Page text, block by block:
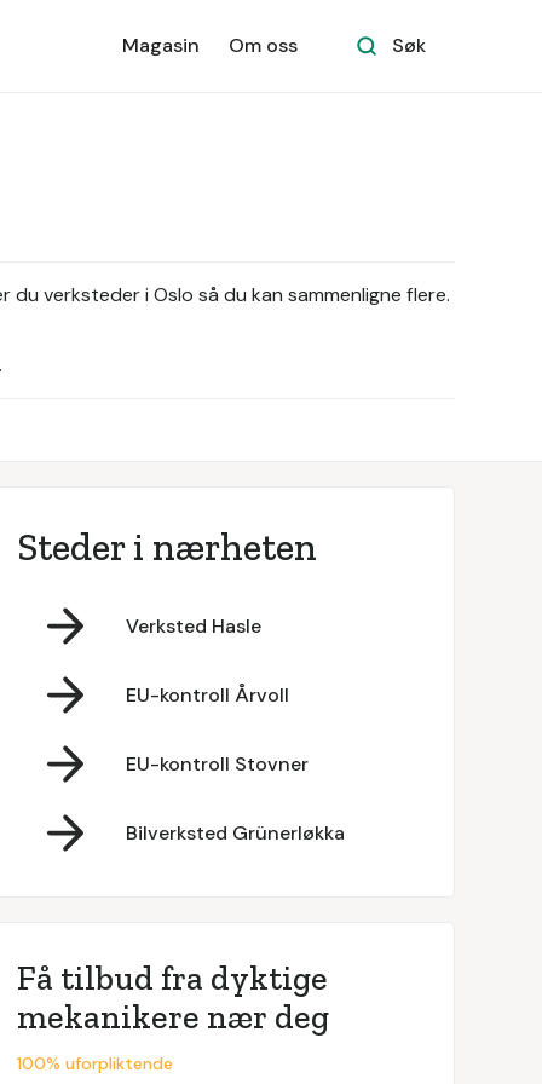
Magasin Om oss Søk
verksteder i Oslo så du kan sammenligne flere.
Steder i nærheten
Verksted Hasle
EU-kontroll Årvoll
EU-kontroll Stovner
Bilverksted Grünerløkka
Få tilbud fra dyktige
mekanikere nær deg
100% uforpliktende